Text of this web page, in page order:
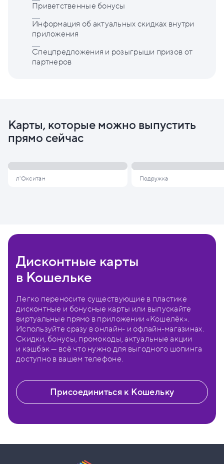
Приветственные бонусы
Информация об актуальных скидках внутри
приложения
Спецпредложения и розыгрыши призов от
партнеров
Карты, которые можно выпустить
прямо сейчас
л'Окситан Подружка
Дисконтные карты
в Кошельке
Легко переносите существующие в пластике
дисконтные и бонусные карты или выпускайте
виртуальные прямо в приложении «Кошелёк».
Используйте сразу в онлайн- и офлайн-магазинах.
Скидки, бонусы, промокоды, актуальные акции
и кэшбэк — всё что нужно для выгодного шопинга
доступно в вашем телефоне.
Присоединиться к Кошельку